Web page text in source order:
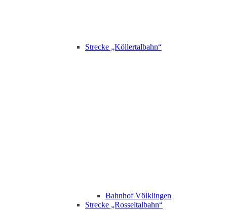
Strecke „Köllertalbahn“
Bahnhof Völklingen
Strecke „Rosseltalbahn“